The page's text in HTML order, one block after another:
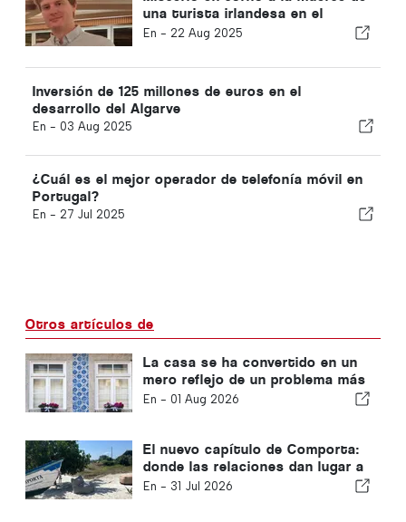
una turista irlandesa en el
Algarve
En - 22 Aug 2025
Inversión de 125 millones de euros en el
desarrollo del Algarve
En - 03 Aug 2025
¿Cuál es el mejor operador de telefonía móvil en
Portugal?
En - 27 Jul 2025
Otros artículos de
La casa se ha convertido en un
mero reflejo de un problema más
amplio en Portugal
En - 01 Aug 2026
El nuevo capítulo de Comporta:
donde las relaciones dan lugar a
oportunidades extraordinarias
En - 31 Jul 2026